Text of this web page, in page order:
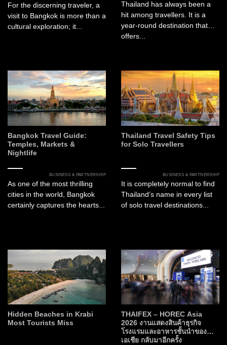
For the discerning traveler, a
visit to Bangkok is more than a
cultural exploration; it...
Thailand has always been a
hit among travellers. It is a
year-round destination that
offers...
Bangkok Travel Guide:
Temples, Markets &
Nightlife
BUSINESS & PARTNERSHIP
As one of the most thrilling
cities in the world, Bangkok
certainly captures the hearts...
Thailand Travel Safety Tips
for Solo Travellers
BUSINESS & PARTNERSHIP
It is completely normal to find
Thailand’s name in every list
of solo travel destinations...
Hidden Beaches in Krabi
Most Tourists Miss
THAIFEX – HOREC Asia
2026 งานแสดงสินค้าธุรกิจ
โรงแรมและอาหารชั้นนำของ
เอเชีย กลับมาอีกครั้ง